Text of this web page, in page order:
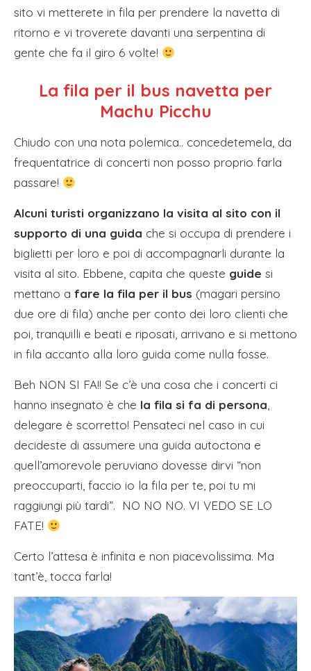
sito vi metterete in fila per prendere la navetta di
ritorno e vi troverete davanti una serpentina di
gente che fa il giro 6 volte!
La fila per il bus navetta per
Machu Picchu
Chiudo con una nota polemica.. concedetemela, da
frequentatrice di concerti non posso proprio farla
passare!
Alcuni turisti organizzano la visita al sito con il
supporto di una guida che si occupa di prendere i
biglietti per loro e poi di accompagnarli durante la
visita al sito. Ebbene, capita che queste guide si
mettano a fare la fila per il bus (magari persino
due ore di fila) anche per conto dei loro clienti che
poi, tranquilli e beati e riposati, arrivano e si mettono
in fila accanto alla loro guida come nulla fosse.
Beh NON SI FA!! Se c’è una cosa che i concerti ci
hanno insegnato è che la fila si fa di persona
delegare è scorretto! Pensateci nel caso in cui
decideste di assumere una guida autoctona e
quell’amorevole peruviano dovesse dirvi “non
preoccuparti, faccio io la fila per te, poi tu mi
raggiungi più tardi”. NO NO NO. VI VEDO SE LO
FATE!
Certo l’attesa è infinita e non piacevolissima. Ma
tant’è, tocca farla!